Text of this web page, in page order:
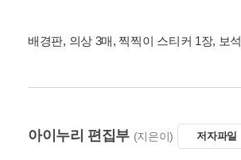
배경판, 의상 3매, 찍찍이 스티커 1장, 보
아이누리 편집부 (지은이) 저자파일